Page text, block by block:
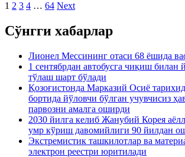
1 2 3 4 … 64 Next
Сўнгги хабарлар
Лионел Мессининг отаси 68 ёшида
1 сентябрдан автобусга чиқиш билан
тўлаш шарт бўлади
Қозоғистонда Марказий Осиё
бортида йўловчи бўлган учувчисиз
парвозни амалга оширди
2030 йилга келиб Жанубий Корея
умр кўриш давомийлиги 90 йилдан
Экстремистик ташкилотлар ва
электрон реестри юритилади